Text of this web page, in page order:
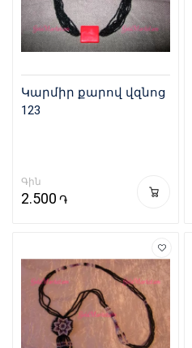
Կարմիր քարով վզնոց
123
Գին
2.500 ֏